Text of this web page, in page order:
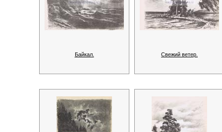
Байкал. Свежий ветер.